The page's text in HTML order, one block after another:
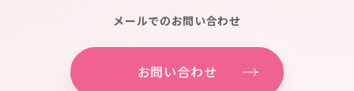
メールでのお問い合わせ
お問い合わせ